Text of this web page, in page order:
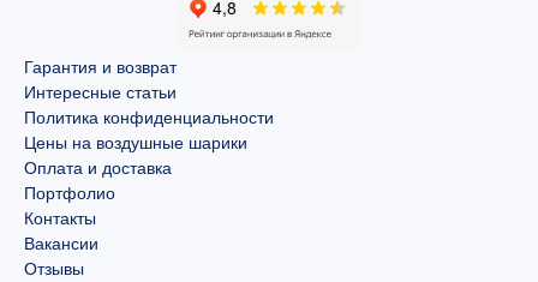
Гарантия и возврат
Интересные статьи
Политика конфиденциальности
Цены на воздушные шарики
Оплата и доставка
Портфолио
Контакты
Вакансии
Отзывы